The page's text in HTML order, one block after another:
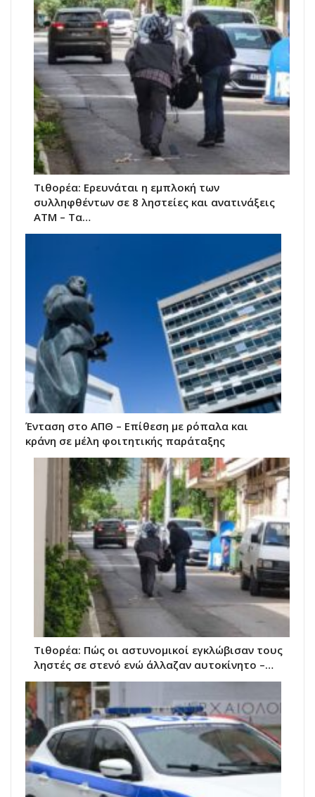
Τιθορέα: Ερευνάται η εμπλοκή των
συλληφθέντων σε 8 ληστείες και ανατινάξεις
ΑΤΜ – Τα…
Ένταση στο ΑΠΘ – Επίθεση με ρόπαλα και
κράνη σε μέλη φοιτητικής παράταξης
Τιθορέα: Πώς οι αστυνομικοί εγκλώβισαν τους
ληστές σε στενό ενώ άλλαζαν αυτοκίνητο –…